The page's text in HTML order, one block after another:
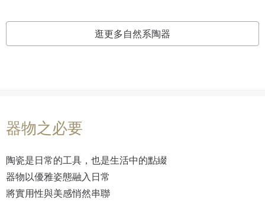
逛更多自然系陶器
器物之必要
陶瓷是日常的工具，也是生活中的點綴
器物以優雅姿態融入日常
將實用性與美感悄然串聯